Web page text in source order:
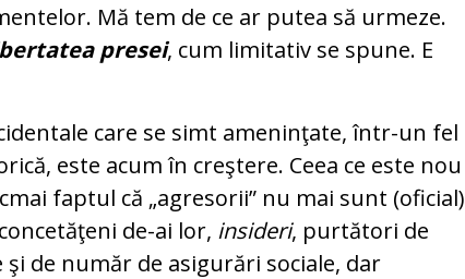
Mă tem de ce ar putea să urmeze.
presei, cum limitativ se spune. E
care se simt ameninţate, într-un fel
este acum în creştere. Ceea ce este nou
faptul că „agresorii” nu mai sunt (oficial)
de-ai lor, insideri, purtători de
şi de număr de asigurări sociale, dar